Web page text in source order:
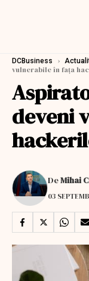
DCBusiness ›
vulnerabile în faţa
deveni
DeMihai
03